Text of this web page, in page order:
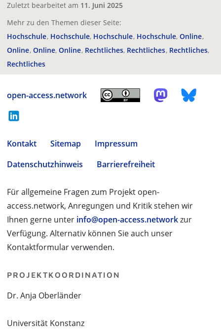
Zuletzt bearbeitet am 11. Juni 2025
Mehr zu den Themen dieser Seite:
Hochschule Hochschule Hochschule Hochschule Online
Online Online Online Rechtliches Rechtliches Rechtliches
Rechtliches
open-access.network
Kontakt Sitemap
Impressum
Datenschutzhinweis
Barrierefreiheit
Für allgemeine Fragen zum Projekt open-
access.network, Anregungen und Kritik stehen wir
Ihnen gerne unter info@open-access.networkzur
Verfügung. Alternativ können Sie auch unser
Kontaktformular verwenden.
PROJEKTKOORDINATION
Dr. Anja Oberländer
Universität Konstanz